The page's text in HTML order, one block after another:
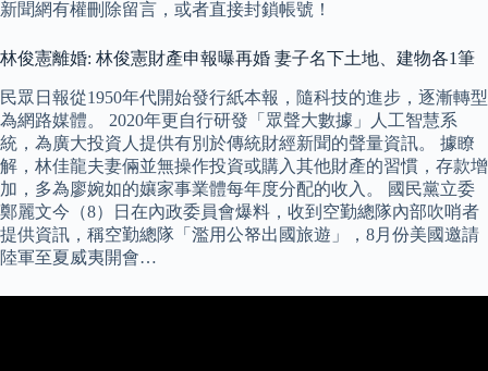
新聞網有權刪除留言，或者直接封鎖帳號！
林俊憲離婚: 林俊憲財產申報曝再婚 妻子名下土地、建物各1筆
民眾日報從1950年代開始發行紙本報，隨科技的進步，逐漸轉型
為網路媒體。 2020年更自行研發「眾聲大數據」人工智慧系
統，為廣大投資人提供有別於傳統財經新聞的聲量資訊。 據瞭
解，林佳龍夫妻倆並無操作投資或購入其他財產的習慣，存款增
加，多為廖婉如的孃家事業體每年度分配的收入。 國民黨立委
鄭麗文今（8）日在內政委員會爆料，收到空勤總隊內部吹哨者
提供資訊，稱空勤總隊「濫用公帑出國旅遊」，8月份美國邀請
陸軍至夏威夷開會…